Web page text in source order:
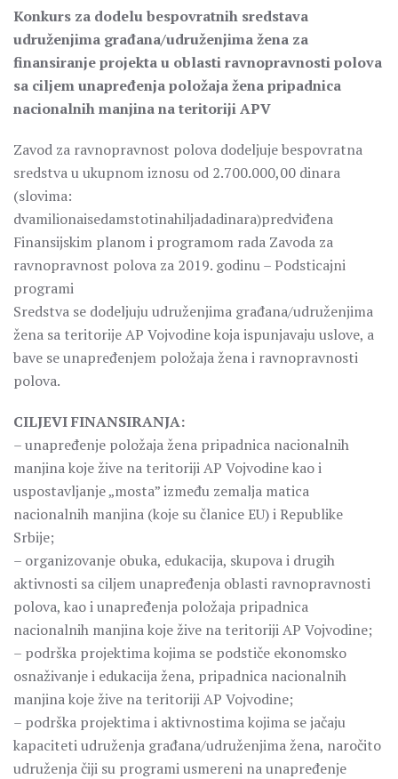
Konkurs za dodelu bespovratnih sredstava
udruženjima građana/udruženjima žena za
finansiranje projekta u oblasti ravnopravnosti polova
sa ciljem unapređenja položaja žena pripadnica
nacionalnih manjina na teritoriji APV
Zavod za ravnopravnost polova dodeljuje bespovratna
sredstva u ukupnom iznosu od 2.700.000,00 dinara
(slovima:
dvamilionaisedamstotinahiljadadinara)predviđena
Finansijskim planom i programom rada Zavoda za
ravnopravnost polova za 2019. godinu – Podsticajni
programi
Sredstva se dodeljuju udruženjima građana/udruženjima
žena sa teritorije AP Vojvodine koja ispunjavaju uslove, a
bave se unapređenjem položaja žena i ravnopravnosti
polova.
CILJEVI FINANSIRANJA:
– unapređenje položaja žena pripadnica nacionalnih
manjina koje žive na teritoriji AP Vojvodine kao i
uspostavljanje „mosta” između zemalja matica
nacionalnih manjina (koje su članice EU) i Republike
Srbije;
– organizovanje obuka, edukacija, skupova i drugih
aktivnosti sa ciljem unapređenja oblasti ravnopravnosti
polova, kao i unapređenja položaja pripadnica
nacionalnih manjina koje žive na teritoriji AP Vojvodine;
– podrška projektima kojima se podstiče ekonomsko
osnaživanje i edukacija žena, pripadnica nacionalnih
manjina koje žive na teritoriji AP Vojvodine;
– podrška projektima i aktivnostima kojima se jačaju
kapaciteti udruženja građana/udruženjima žena, naročito
udruženja čiji su programi usmereni na unapređenje